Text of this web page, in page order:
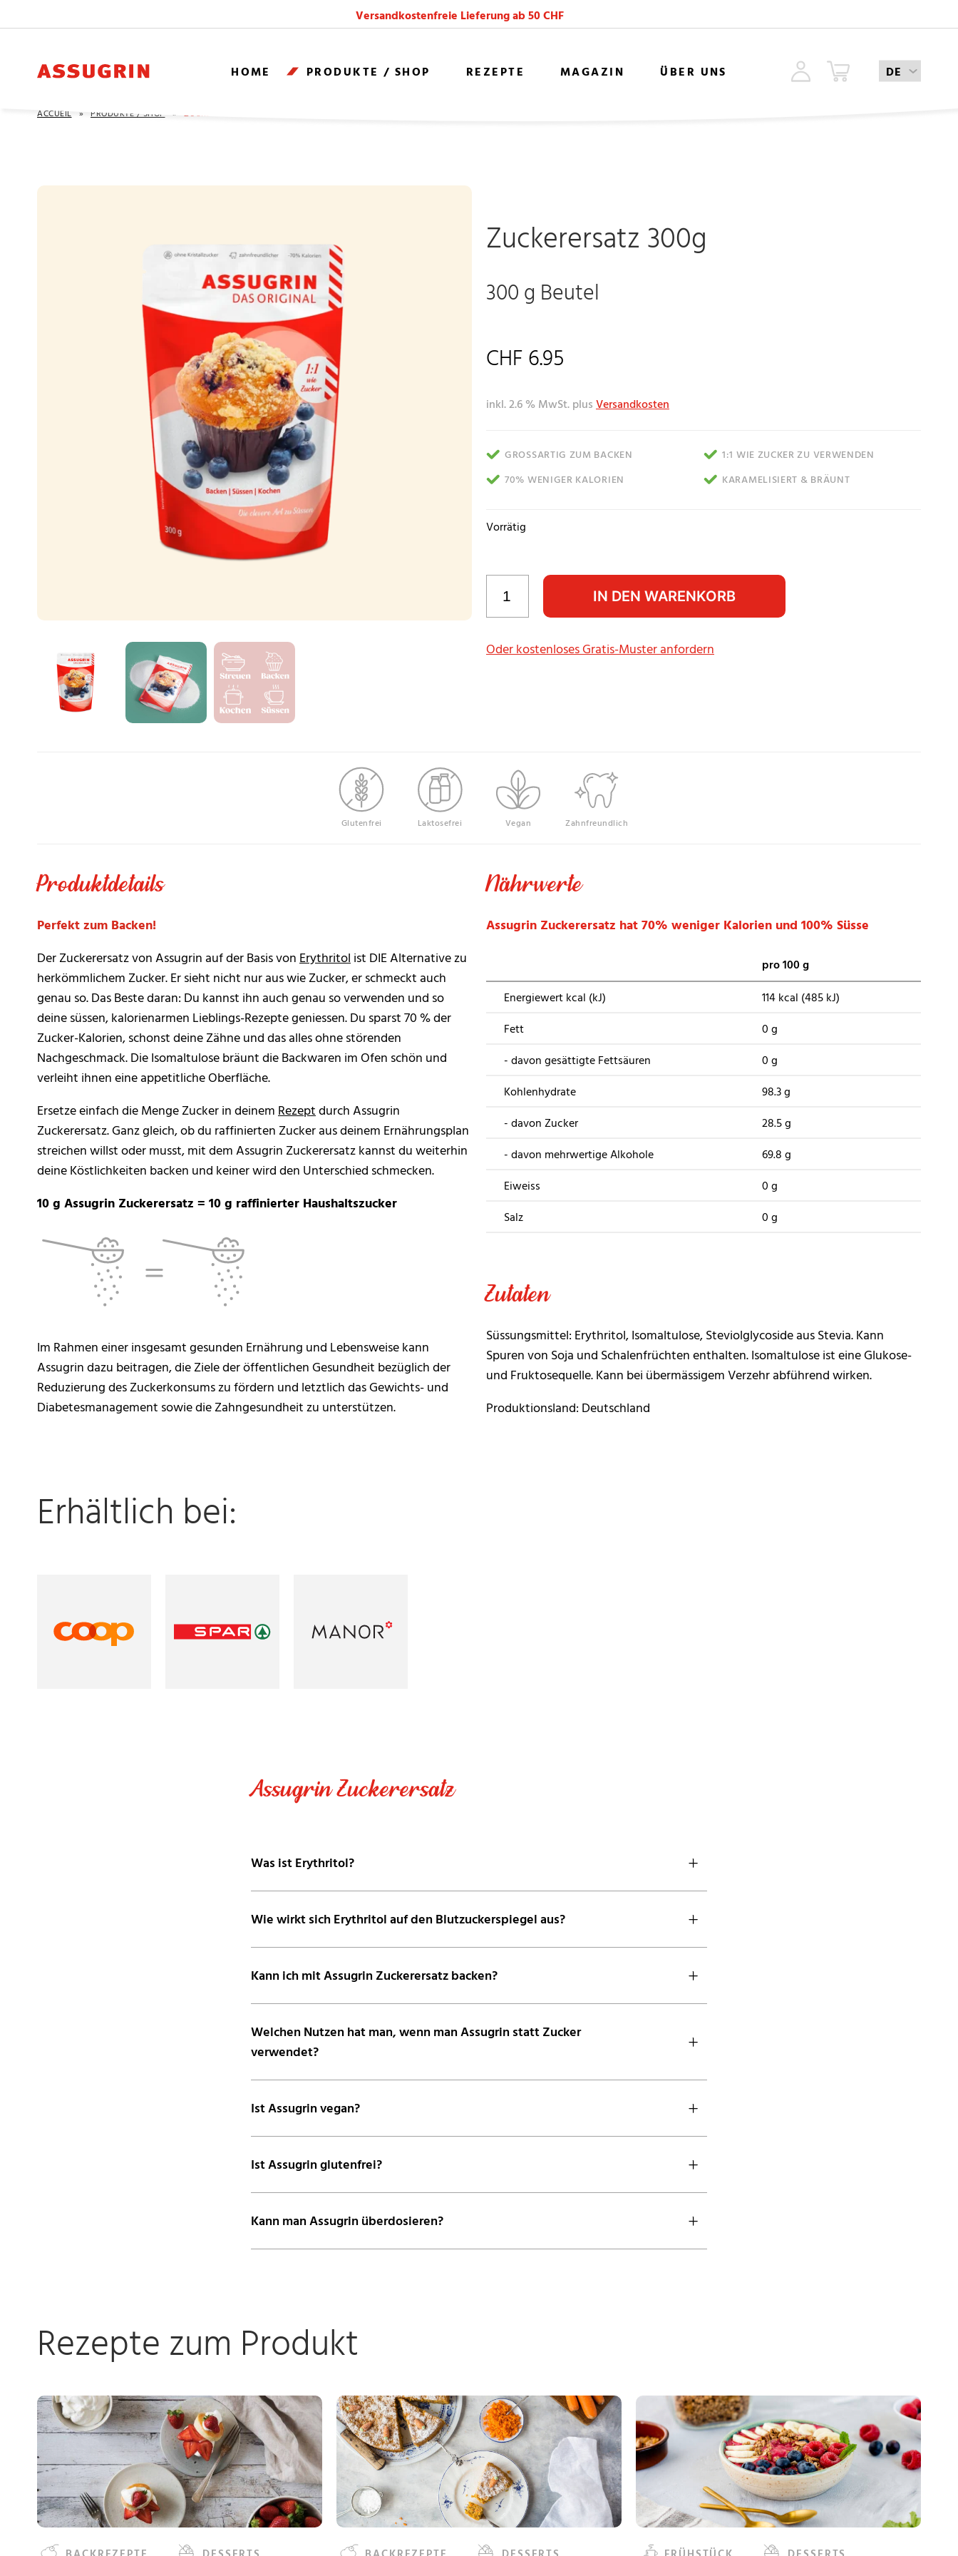
Versandkostenfreie Lieferung ab 50 CHF
HOME PRODUKTE / SHOP REZEPTE MAGAZIN ÜBER UNS
ACCUEIL » PRODUKTE / SHOP » ZUCKERERSATZ 300G
Zuckerersatz 300g
300 g Beutel
CHF 6.95
inkl. 2.6 % MwSt. plus Versandkosten
GROSSARTIG ZUM BACKEN
1:1 WIE ZUCKER ZU VERWENDEN
70% WENIGER KALORIEN
KARAMELISIERT & BRÄUNT
Vorrätig
IN DEN WARENKORB
Oder kostenloses Gratis-Muster anfordern
Glutenfrei Laktosefrei Vegan Zahnfreundlich
Produktdetails
Perfekt zum Backen!
Der Zuckerersatz von Assugrin auf der Basis von Erythritol ist DIE Alternative zu
herkömmlichem Zucker. Er sieht nicht nur aus wie Zucker, er schmeckt auch
genau so. Das Beste daran: Du kannst ihn auch genau so verwenden und so
deine süssen, kalorienarmen Lieblings-Rezepte geniessen. Du sparst 70 % der
Zucker-Kalorien, schonst deine Zähne und das alles ohne störenden
Nachgeschmack. Die Isomaltulose bräunt die Backwaren im Ofen schön und
verleiht ihnen eine appetitliche Oberfläche.
Ersetze einfach die Menge Zucker in deinem Rezeptdurch Assugrin
Zuckerersatz. Ganz gleich, ob du raffinierten Zucker aus deinem Ernährungsplan
streichen willst oder musst, mit dem Assugrin Zuckerersatz kannst du weiterhin
deine Köstlichkeiten backen und keiner wird den Unterschied schmecken.
10 g Assugrin Zuckerersatz = 10 g raffinierter Haushaltszucker
Im Rahmen einer insgesamt gesunden Ernährung und Lebensweise kann
Assugrin dazu beitragen, die Ziele der öffentlichen Gesundheit bezüglich der
Reduzierung des Zuckerkonsums zu fördern und letztlich das Gewichts- und
Diabetesmanagement sowie die Zahngesundheit zu unterstützen.
Nährwerte
Assugrin Zuckerersatz hat 70% weniger Kalorien und 100% Süsse
pro 100 g
Energiewert kcal (kJ)
114 kcal (485 kJ)
Fett
0 g
- davon gesättigte Fettsäuren
0 g
Kohlenhydrate
98.3 g
- davon Zucker
28.5 g
- davon mehrwertige Alkohole
69.8 g
Eiweiss
0 g
Salz
0 g
Zutaten
Süssungsmittel: Erythritol, Isomaltulose, Steviolglycoside aus Stevia. Kann
Spuren von Soja und Schalenfrüchten enthalten. Isomaltulose ist eine Glukose-
und Fruktosequelle. Kann bei übermässigem Verzehr abführend wirken.
Produktionsland: Deutschland
Erhältlich bei:
Assugrin Zuckerersatz
Was ist Erythritol?
Wie wirkt sich Erythritol auf den Blutzuckerspiegel aus?
Kann ich mit Assugrin Zuckerersatz backen?
Welchen Nutzen hat man, wenn man Assugrin statt Zucker
verwendet?
Ist Assugrin vegan?
Ist Assugrin glutenfrei?
Kann man Assugrin überdosieren?
Rezepte zum Produkt